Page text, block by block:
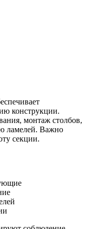
конструкции.
монтаж столбов,
ламелей. Важно
секции.